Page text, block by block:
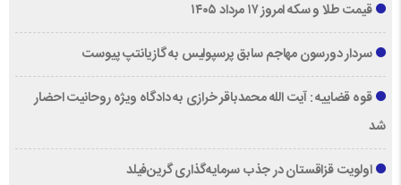
قیمت طلا و سکه امروز ۱۷ مرداد ۱۴۰۵
سردار دورسون مهاجم سابق پرسپولیس به گازیانتپ پیوست
قوه قضاییه : آیت الله محمدباقر خرازی به دادگاه ویژه روحانیت احضار
شد
اولویت قزاقستان در جذب سرمایه‌گذاری گرین‌فیلد